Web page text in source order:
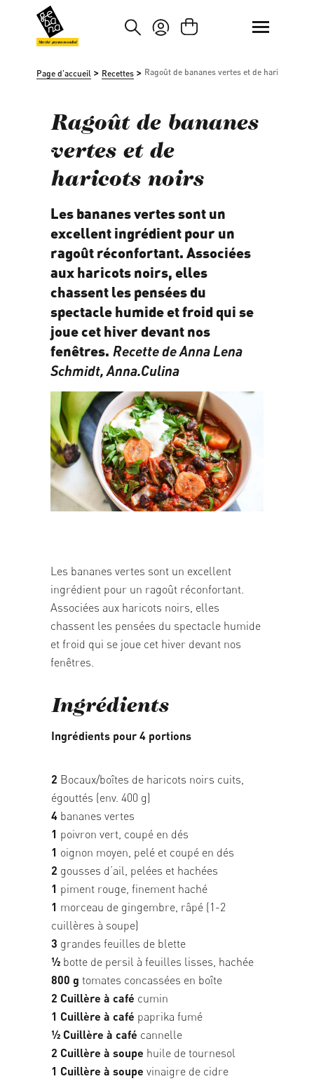
au contenu principal
Passer à la recherche
Marché paysan mondial
Page d'accueil > Recettes > Ragoût de bananes vertes et de haricots noirs
Ragoût de bananes
vertes et de
haricots noirs
Les bananes vertes sont un
excellent ingrédient pour un
ragoût réconfortant. Associées
aux haricots noirs, elles
chassent les pensées du
spectacle humide et froid qui se
joue cet hiver devant nos
fenêtres. Recette de Anna Lena
Schmidt, Anna.Culina
Les bananes vertes sont un excellent
ingrédient pour un ragoût réconfortant.
Associées aux haricots noirs, elles
chassent les pensées du spectacle humide
et froid qui se joue cet hiver devant nos
fenêtres.
Ingrédients
Ingrédients pour 4 portions
2 Bocaux/boîtes de haricots noirs cuits,
égouttés (env. 400 g)
4 bananes vertes
1 poivron vert, coupé en dés
1 oignon moyen, pelé et coupé en dés
2 gousses d’ail, pelées et hachées
1 piment rouge, finement haché
1 morceau de gingembre, râpé (1-2
cuillères à soupe)
3 grandes feuilles de blette
1⁄2 botte de persil à feuilles lisses, hachée
800 g tomates concassées en boîte
2 Cuillère à café cumin
1 Cuillère à café paprika fumé
1⁄2 Cuillère à café cannelle
2 Cuillère à soupe huile de tournesol
1 Cuillère à soupe vinaigre de cidre